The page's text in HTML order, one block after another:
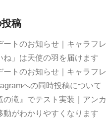
稿
ートのお知らせ｜キャラフレ
ね」は天使の羽を届けます
ートのお知らせ｜キャラフレ
への同時投稿について
の滝』でテスト実装｜アンカ
動がわかりやすくなります